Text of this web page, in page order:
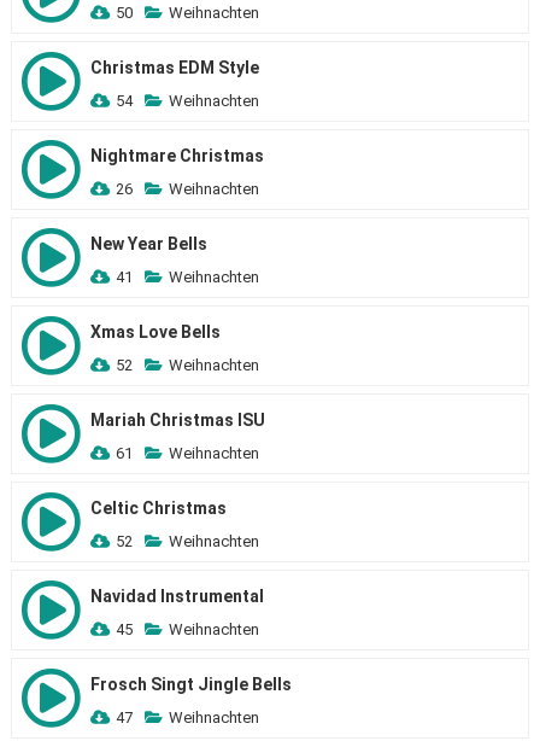
50 Weihnachten
Christmas EDM Style
54 Weihnachten
Nightmare Christmas
26 Weihnachten
New Year Bells
41 Weihnachten
Xmas Love Bells
52 Weihnachten
Mariah Christmas ISU
61 Weihnachten
Celtic Christmas
52 Weihnachten
Navidad Instrumental
45 Weihnachten
Frosch Singt Jingle Bells
47 Weihnachten